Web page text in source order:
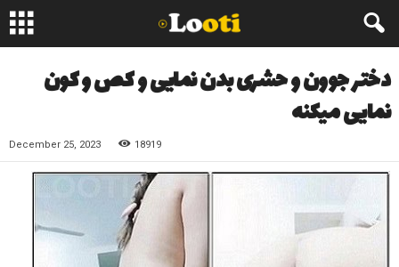
دختر جوون و حشری بدن نمایی و کص و کون
نمایی میکنه
December 25, 2023 18919